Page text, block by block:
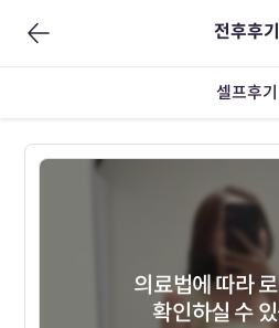
전후후기
셀프후기
의료법에 따라
확인하실 수